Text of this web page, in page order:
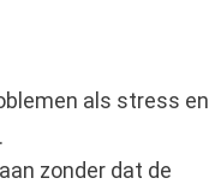
als stress en
zonder dat de